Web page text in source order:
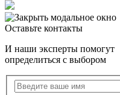
Оставьте контакты
И наши эксперты помогут
определиться с выбором